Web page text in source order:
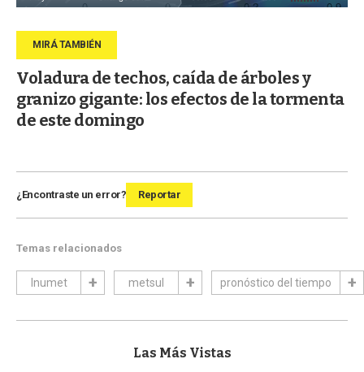
Voladura de techos, caída de árboles y
granizo gigante: los efectos de la tormenta
de este domingo
¿Encontraste un error? Reportar
Temas relacionados
Inumet metsul pronóstico del tiempo
Las Más Vistas